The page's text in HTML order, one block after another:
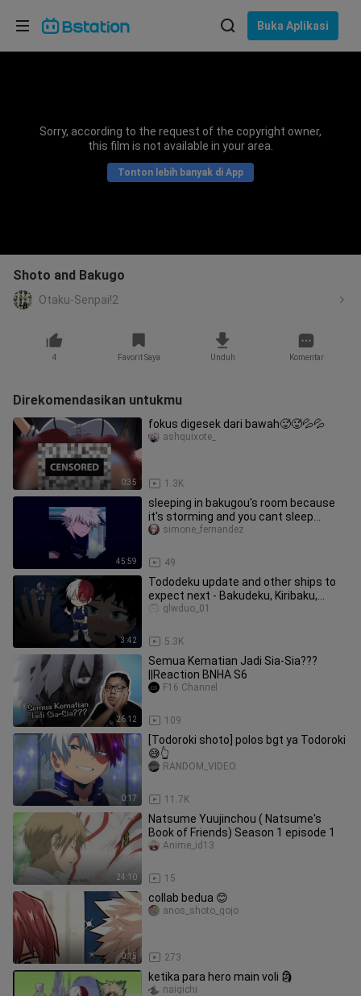
Buka Aplikasi
Sorry, according to the request of the copyright owner,
this film is not available in your area.
Tonton lebih banyak di App
Shoto and Bakugo
Otaku-Senpai!2
4 Favorit Saya Unduh Komentar
Direkomendasikan untukmu
0:35
fokus digesek dari bawah🥵🥵💦💦
1.3K
ashquixote_
45:59
sleeping in bakugou's room because
it's storming and you cant sleep
[playlist]
49
simone_fernandez
3:42
Tododeku update and other ships to
expect next - Bakudeku, Kiribaku,
Izuocha /Todomomo
5.3K
glwduo_01
26:12
Semua Kematian Jadi Sia-Sia???
||Reaction BNHA S6
109
F16 Channel
0:17
[Todoroki shoto] polos bgt ya Todoroki
😅👆
11.7K
RANDOM_VIDEO.
24:10
Natsume Yuujinchou ( Natsume's
Book of Friends) Season 1 episode 1
15
Anime_id13
0:15
collab bedua 😊
273
anos_shoto_gojo
ketika para hero main voli 🗿
naigichi
Pilih bahasa
Bahasa Indonesia